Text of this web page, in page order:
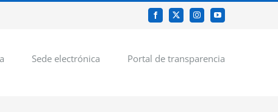
Facebook
X InstagramYouTube
Sede electrónica Portal de transparencia